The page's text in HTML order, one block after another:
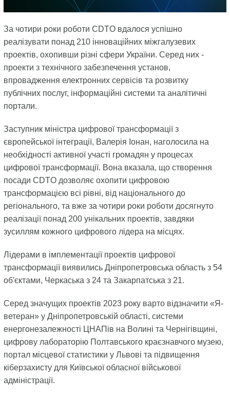
За чотири роки роботи CDTO вдалося успішно
реалізувати понад 210 інноваційних міжгалузевих
проектів, охопивши різні сфери України. Серед них -
проекти з технічного забезпечення установ,
впровадження електронних сервісів та розвитку
публічних послуг, інформаційні системи та аналітичні
портали.
Заступник міністра цифрової трансформації з
європейської інтеграції, Валерія Іонан, наголосила на
необхідності активної участі громадян у процесах
цифрової трансформації. Вона вказала, що створення
посади CDTO дозволяє охопити цифровою
трансформацією всі рівні, від національного до
регіонального, та вже за чотири роки роботи досягнуто
реалізації понад 200 унікальних проектів, завдяки
зусиллям кожного цифрового лідера на місцях.
Лідерами в імплементації проектів цифрової
трансформації виявились Дніпропетровська область з 54
об'єктами, Черкаська з 24 та Закарпатська з 21.
Серед значущих проектів 2023 року варто відзначити «Я-
ветеран» у Дніпропетровській області, системи
енергонезалежності ЦНАПів на Волині та Чернігівщині,
цифрову лабораторію Полтавського краєзнавчого музею,
портал місцевої статистики у Львові та підвищення
кіберзахисту для Київської обласної військової
адміністрації.